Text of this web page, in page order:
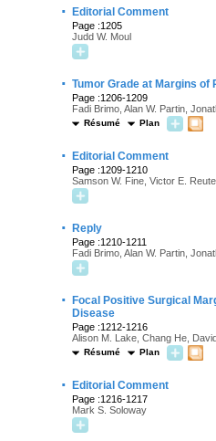
· Editorial Comment
Page :1205
Judd W. Moul
· Tumor Grade at Margins
Page :1206-1209
Fadi Brimo, Alan W. Partin,
Résumé Plan
· Editorial Comment
Page :1209-1210
Samson W. Fine, Victor E.
· Reply
Page :1210-1211
Fadi Brimo, Alan W. Partin,
·
Focal Positive Surgical
Disease
Page :1212-1216
Alison M. Lake, Chang He,
Résumé Plan
· Editorial Comment
Page :1216-1217
Mark S. Soloway